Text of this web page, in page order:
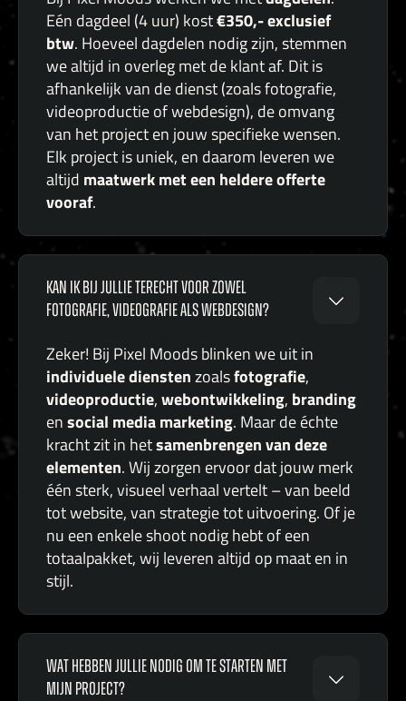
Eén dagdeel (4 uur) kost€350,- exclusief
btw. Hoeveel dagdelen nodig zijn, stemmen
we altijd in overleg met de klant af. Dit is
afhankelijk van de dienst (zoals fotografie,
videoproductie of webdesign), de omvang
van het project en jouw specifieke wensen.
Elk project is uniek, en daarom leveren we
altijd maatwerk met een heldere offerte
vooraf.
KAN IK BIJ JULLIE TERECHT VOOR ZOWEL
FOTOGRAFIE, VIDEOGRAFIE ALS WEBDESIGN?
Zeker! Bij Pixel Moods blinken we uit in
individuele diensten zoalsfotografie,
videoproductie, webontwikkeling, branding
en social media marketing. Maar de échte
kracht zit in hetsamenbrengen van deze
elementen. Wij zorgen ervoor dat jouw merk
één sterk, visueel verhaal vertelt – van beeld
tot website, van strategie tot uitvoering. Of je
nu een enkele shoot nodig hebt of een
totaalpakket, wij leveren altijd op maat en in
stijl.
WAT HEBBEN JULLIE NODIG OM TE STARTEN MET
MIJN PROJECT?